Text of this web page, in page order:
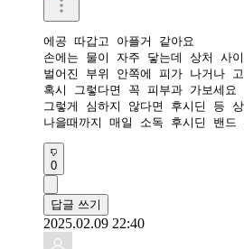
에공 따갑고 아플거 같아요
손에는 물이 자주 닿는데 상처 사
벌어진 부위 안쪽에 피가 나거나
혹시 그렇다면 꼭 피부과 가보세요
그렇게 심하지 않다면 후시딘 등
나을때까지 매일 소독 후시딘 밴드
0
답글 쓰기
2025.02.09 22:40